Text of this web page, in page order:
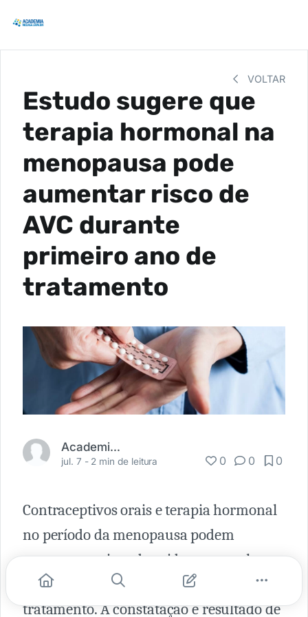
VOLTAR
Estudo sugere que
terapia hormonal na
menopausa pode
aumentar risco de
AVC durante
primeiro ano de
tratamento
Academia Médica
jul. 7 - 2 min de leitura 0 0 0
Contraceptivos orais e terapia hormonal
no período da menopausa podem
aumentar o risco de acidente vascular
cerebral (AVC) durante o primeiro ano de
tratamento. A constatação é resultado de